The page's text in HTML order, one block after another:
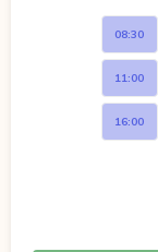
08:30
11:00
16:00